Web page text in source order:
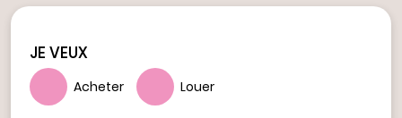
JE VEUX
Acheter Louer